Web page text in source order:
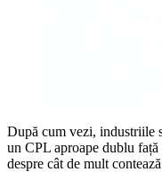
După cum vezi, industriile
un CPL aproape dublu
despre cât de mult